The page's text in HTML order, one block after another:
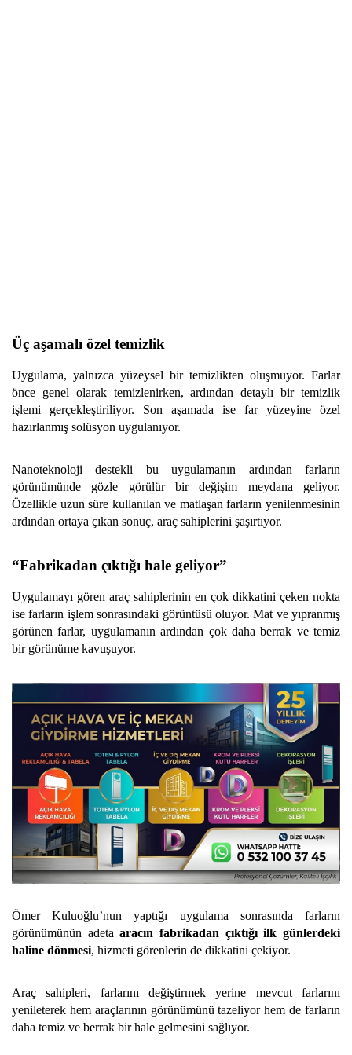
Üç aşamalı özel temizlik
Uygulama, yalnızca yüzeysel bir temizlikten oluşmuyor. Farlar
önce genel olarak temizlenirken, ardından detaylı bir temizlik
işlemi gerçekleştiriliyor. Son aşamada ise far yüzeyine özel
hazırlanmış solüsyon uygulanıyor.
Nanoteknoloji destekli bu uygulamanın ardından farların
görünümünde gözle görülür bir değişim meydana geliyor.
Özellikle uzun süre kullanılan ve matlaşan farların yenilenmesinin
ardından ortaya çıkan sonuç, araç sahiplerini şaşırtıyor.
“Fabrikadan çıktığı hale geliyor”
Uygulamayı gören araç sahiplerinin en çok dikkatini çeken nokta
ise farların işlem sonrasındaki görüntüsü oluyor. Mat ve yıpranmış
görünen farlar, uygulamanın ardından çok daha berrak ve temiz
bir görünüme kavuşuyor.
Ömer Kuluoğlu’nun yaptığı uygulama sonrasında farların
görünümünün adetaaracın fabrikadan çıktığı ilk günlerdeki
haline dönmesi, hizmeti görenlerin de dikkatini çekiyor.
Araç sahipleri, farlarını değiştirmek yerine mevcut farlarını
yenileterek hem araçlarının görünümünü tazeliyor hem de farların
daha temiz ve berrak bir hale gelmesini sağlıyor.